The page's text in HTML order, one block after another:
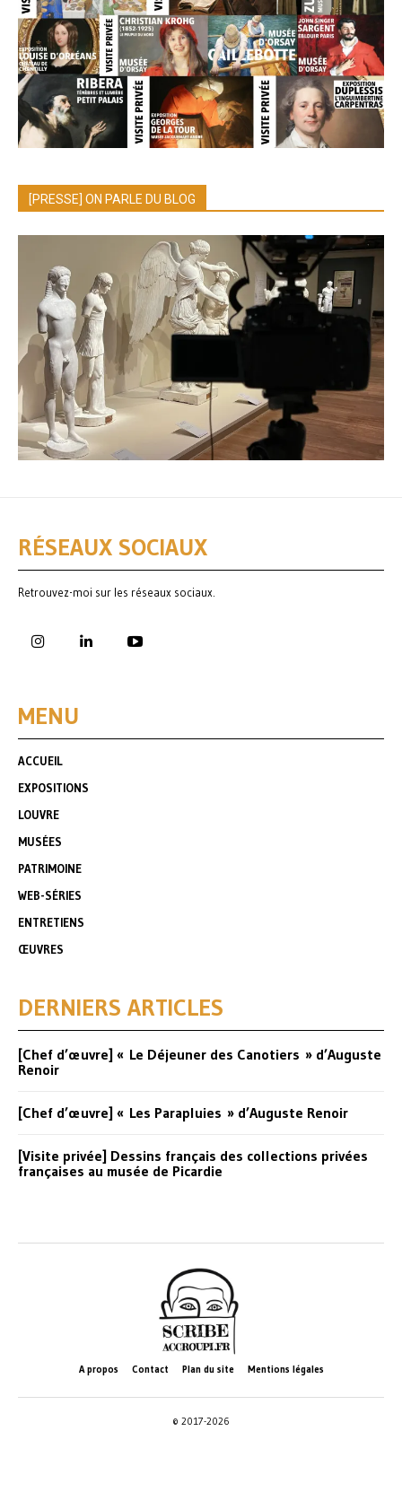
[PRESSE] ON PARLE DU BLOG
RÉSEAUX SOCIAUX
Retrouvez-moi sur les réseaux sociaux.
MENU
ACCUEIL
EXPOSITIONS
LOUVRE
MUSÉES
PATRIMOINE
WEB-SÉRIES
ENTRETIENS
ŒUVRES
DERNIERS ARTICLES
[Chef d’œuvre] « Le Déjeuner des Canotiers » d’Auguste
Renoir
[Chef d’œuvre] « Les Parapluies » d’Auguste Renoir
[Visite privée] Dessins français des collections privées
françaises au musée de Picardie
A propos Contact Plan du site Mentions légales
© 2017-2026